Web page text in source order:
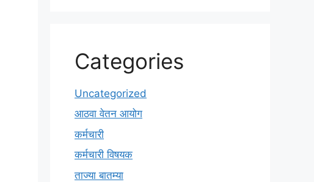
Categories
Uncategorized
आठवा वेतन आयोग
कर्मचारी
कर्मचारी विषयक
ताज्या बातम्या